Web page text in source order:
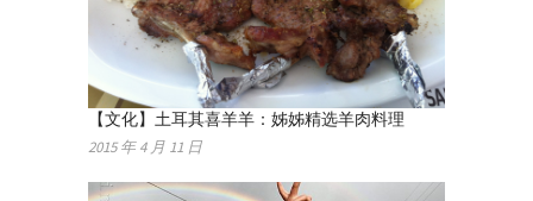
【文化】土耳其喜羊羊：姊姊精选羊肉料理
2015 年 4 月 11 日